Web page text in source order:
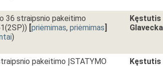
36 straipsnio pakeitimo
[priėmimas, priėmimas]
)
Kęstutis
pakeitimo ĮSTATYMO
Kęstutis